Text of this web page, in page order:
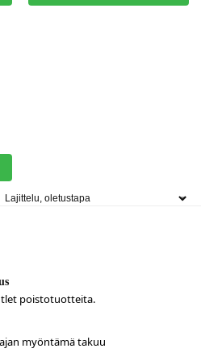
poistotuotteita.
myöntämä takuu